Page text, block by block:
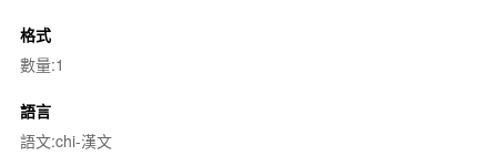
格式
數量:1
語言
語文:chi-漢文